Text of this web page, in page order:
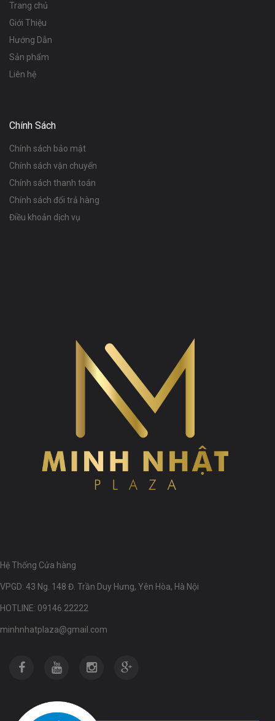
Trang chủ
Giới Thiệu
Hướng Dẫn
Sản phẩm
Liên hệ
Chính Sách
Chính sách bảo mật
Chính sách vận chuyển
Chính sách thanh toán
Chính sách đổi trả hàng
Điều khoản dịch vụ
Hệ Thống Cửa hàng
VPGD: 43 Ng. 148 Đ. Trần Duy Hưng, Yên Hòa, Hà Nội
HOTLINE: 09146.22222
minhnhatplaza@gmail.com